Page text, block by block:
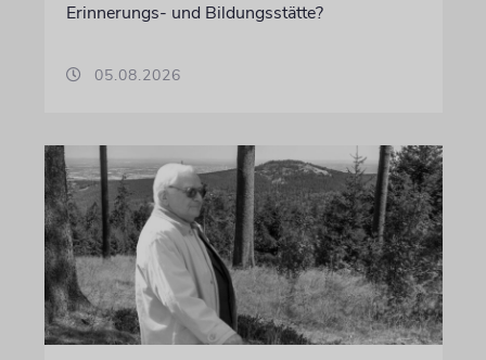
Erinnerungs- und Bildungsstätte?
05.08.2026